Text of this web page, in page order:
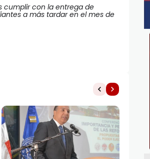
cumplir con la entrega de
a más tardar en el mes de